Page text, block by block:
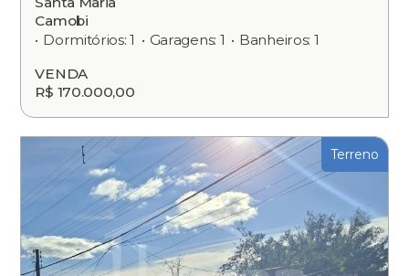
Camobi
Dormitórios: 1
Garagens: 1
Banheiros: 1
VENDA
R$ 170.000,00
Terreno